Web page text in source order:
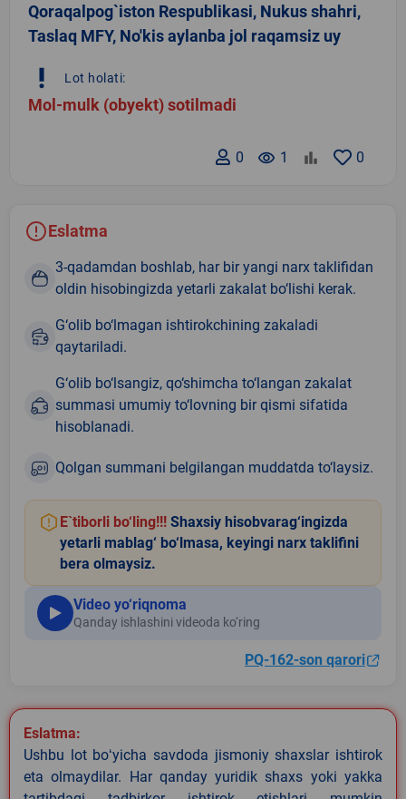
Qoraqalpog`iston Respublikasi, Nukus shahri,
Taslaq MFY, No'kis aylanba jol raqamsiz uy
priority_high Lot holati:
Mol-mulk (obyekt) sotilmadi
0
remove_red_eye 1
0
Eslatma
3-qadamdan boshlab, har bir yangi narx taklifidan
oldin hisobingizda yetarli zakalat bo‘lishi kerak.
G‘olib bo‘lmagan ishtirokchining zakaladi
qaytariladi.
G‘olib bo‘lsangiz, qo‘shimcha to‘langan zakalat
summasi umumiy to‘lovning bir qismi sifatida
hisoblanadi.
Qolgan summani belgilangan muddatda to‘laysiz.
E`tiborli bo‘ling!!! Shaxsiy hisobvarag‘ingizda
yetarli mablag‘ bo‘lmasa, keyingi narx taklifini
bera olmaysiz.
Video yo‘riqnoma
Qanday ishlashini videoda ko‘ring
PQ-162-son qarori
Eslatma:
Ushbu lot boʻyicha savdoda jismoniy shaxslar ishtirok
eta olmaydilar. Har qanday yuridik shaxs yoki yakka